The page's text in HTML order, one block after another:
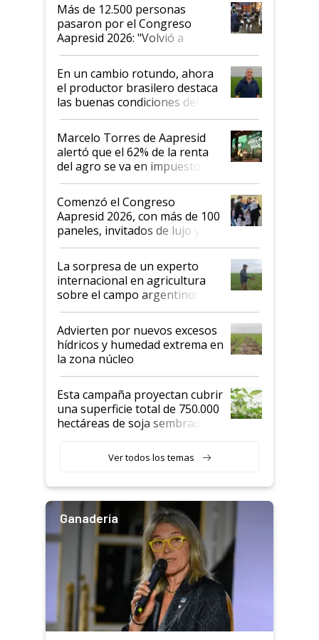
Más de 12.500 personas
pasaron por el Congreso
Aapresid 2026: "Volvió a
demostrar que hablar del
suelo es hablar de todo el
sistema productivo"
En un cambio rotundo, ahora
el productor brasilero destaca
las buenas condiciones del
agro argentino para invertir:
"Los veo más motivados"
Marcelo Torres de Aapresid
alertó que el 62% de la renta
del agro se va en impuestos:
"No es bueno que en
Argentina se sigan discutiendo
las mismas cosas de hace 50
años"
Comenzó el Congreso
Aapresid 2026, con más de 100
paneles, invitados de lujo y
todas las tendencias
La sorpresa de un experto
internacional en agricultura
sobre el campo argentino:
"Estoy muy impresionado"
Advierten por nuevos excesos
hídricos y humedad extrema en
la zona núcleo
Esta campaña proyectan cubrir
una superficie total de 750.000
hectáreas de soja sembradas
variedades que marcan un
salto tecnológico en genética y
Ver todos los temas
Ganadería